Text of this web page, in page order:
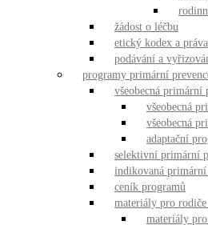
žádost o léčbu
etický kodex a
podávání a
programy primární
všeobecná primární
všeobecná
všeobecná
adaptační
selektivní primární
indikovaná primární
ceník programů
materiály pro rodiče
materiály